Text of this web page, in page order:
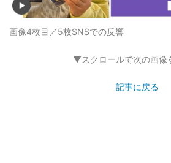
画像4枚目／5枚SNSでの反響
▼スクロールで次の画
記事に戻る